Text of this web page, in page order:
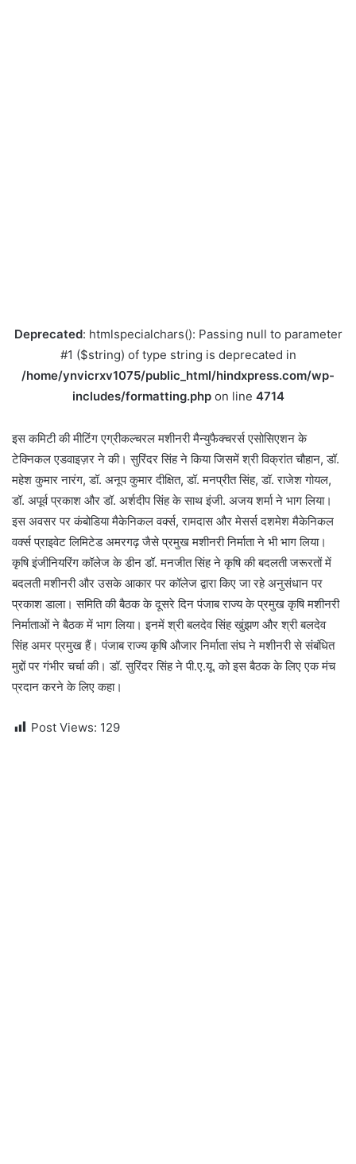
Deprecated: htmlspecialchars(): Passing null to parameter
#1 ($string) of type string is deprecated in
/home/ynvicrxv1075/public_html/hindxpress.com/wp-
includes/formatting.phpon line 4714
इस कमिटी की मीटिंग एग्रीकल्चरल मशीनरी मैन्युफैक्चरर्स एसोसिएशन के
टेक्निकल एडवाइज़र ने की। सुरिंदर सिंह ने किया जिसमें श्री विक्रांत चौहान, डॉ.
महेश कुमार नारंग, डॉ. अनूप कुमार दीक्षित, डॉ. मनप्रीत सिंह, डॉ. राजेश गोयल,
डॉ. अपूर्व प्रकाश और डॉ. अर्शदीप सिंह के साथ इंजी. अजय शर्मा ने भाग लिया।
इस अवसर पर कंबोडिया मैकेनिकल वर्क्स, रामदास और मेसर्स दशमेश मैकेनिकल
वर्क्स प्राइवेट लिमिटेड अमरगढ़ जैसे प्रमुख मशीनरी निर्माता ने भी भाग लिया।
कृषि इंजीनियरिंग कॉलेज के डीन डॉ. मनजीत सिंह ने कृषि की बदलती जरूरतों में
बदलती मशीनरी और उसके आकार पर कॉलेज द्वारा किए जा रहे अनुसंधान पर
प्रकाश डाला। समिति की बैठक के दूसरे दिन पंजाब राज्य के प्रमुख कृषि मशीनरी
निर्माताओं ने बैठक में भाग लिया। इनमें श्री बलदेव सिंह खुंझण और श्री बलदेव
सिंह अमर प्रमुख हैं। पंजाब राज्य कृषि औजार निर्माता संघ ने मशीनरी से संबंधित
मुद्दों पर गंभीर चर्चा की। डॉ. सुरिंदर सिंह ने पी.ए.यू. को इस बैठक के लिए एक मंच
प्रदान करने के लिए कहा।
Post Views: 129